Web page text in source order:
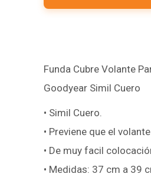
Funda Cubre Volante
Goodyear Simil Cuero
• Simil Cuero.
• Previene que el
• De muy facil
• Medidas: 37 cm a 39